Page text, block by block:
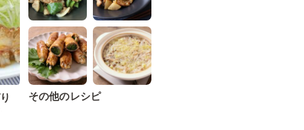
その他のレシピ